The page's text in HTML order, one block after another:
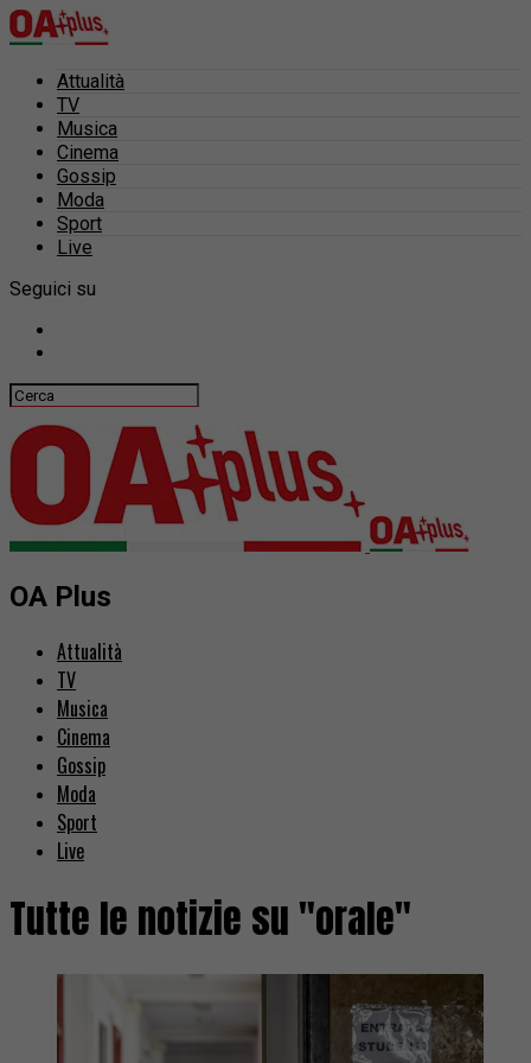
Attualità
TV
Musica
Cinema
Gossip
Moda
Sport
Live
Seguici su
OA Plus
Attualità
TV
Musica
Cinema
Gossip
Moda
Sport
Live
Tutte le notizie su "orale"